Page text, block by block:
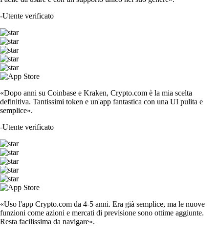
-Utente verificato
«Dopo anni su Coinbase e Kraken, Crypto.com è la mia scelta
definitiva. Tantissimi token e un'app fantastica con una UI pulita e
semplice».
-Utente verificato
«Uso l'app Crypto.com da 4-5 anni. Era già semplice, ma le nuove
funzioni come azioni e mercati di previsione sono ottime aggiunte.
Resta facilissima da navigare».